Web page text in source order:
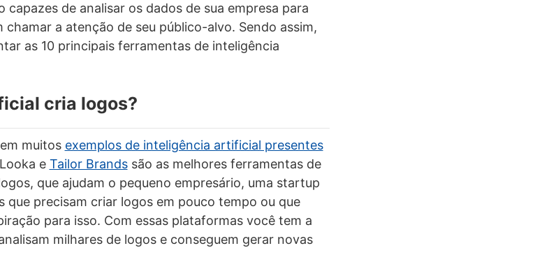
capazes de analisar os dados de sua empresa para
a atenção de seu público-alvo. Sendo assim,
as 10 principais ferramentas de inteligência
cria logos?
muitos exemplos de inteligência artificial presentes
e Tailor Brandssão as melhores ferramentas de
que ajudam o pequeno empresário, uma startup
que precisam criar logos em pouco tempo ou que
para isso. Com essas plataformas você tem a
milhares de logos e conseguem gerar novas